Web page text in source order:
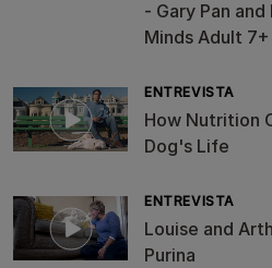
- Gary Pan
Minds Adult 7+
ENTREVISTA
How Nutrition
Dog's Life
ENTREVISTA
Louise and
Purina